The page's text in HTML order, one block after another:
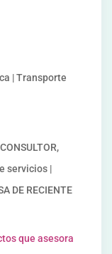
| Transporte
servicios |
DE RECIENTE
que asesora